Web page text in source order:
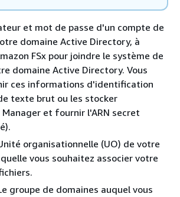
et mot de passe d'un compte de
domaine Active Directory, à
FSx pour joindre le système de
domaine Active Directory. Vous
ces informations d'identification
texte brut ou les stocker
Manager et fournir l'ARN secret
organisationnelle (UO) de votre
vous souhaitez associer votre
groupe de domaines auquel vous